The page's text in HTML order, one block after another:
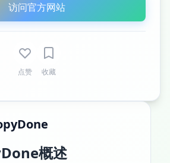
访问官方网站
点赞 收藏
概述